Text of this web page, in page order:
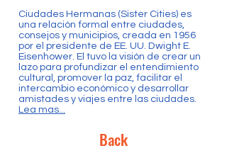
Ciudades Hermanas (Sister Cities) es
una relación formal entre ciudades,
consejos y municipios, creada en 1956
por el presidente de EE. UU. Dwight E.
Eisenhower. El tuvo la visión de crear un
lazo para profundizar el entendimiento
cultural, promover la paz, facilitar el
intercambio económico y desarrollar
amistades y viajes entre las ciudades.
Lea mas...
Back